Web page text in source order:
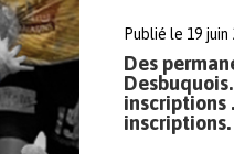
Publié le 19 juin
Des
inscriptions